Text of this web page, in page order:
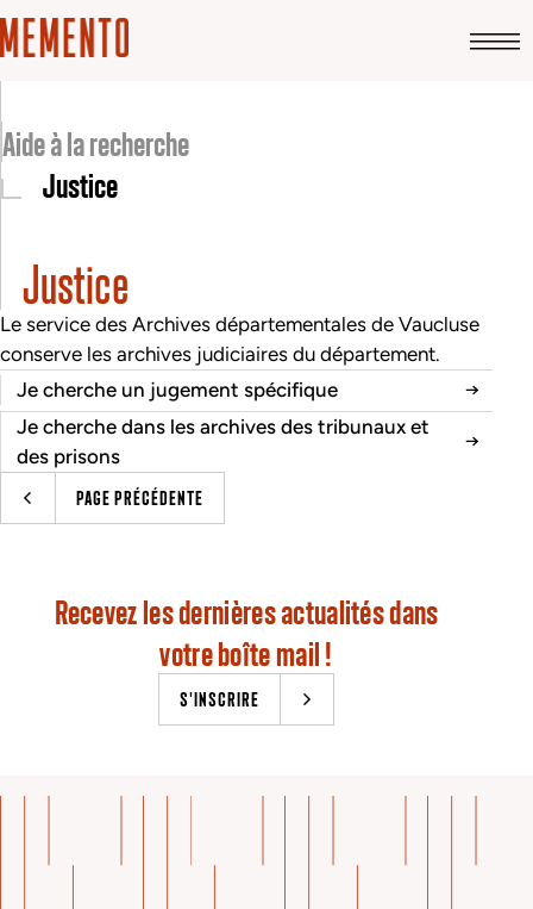
Aide à la recherche
Justice
Justice
Le service des Archives départementales de Vaucluse
conserve les archives judiciaires du département.
Je cherche un jugement spécifique
Je cherche dans les archives des tribunaux et
des prisons
PAGE PRÉCÉDENTE
Recevez les dernières actualités dans
votre boîte mail !
S'INSCRIRE